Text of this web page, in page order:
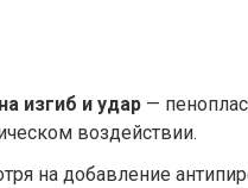
изгиб и удар —
воздействии.
на добавление